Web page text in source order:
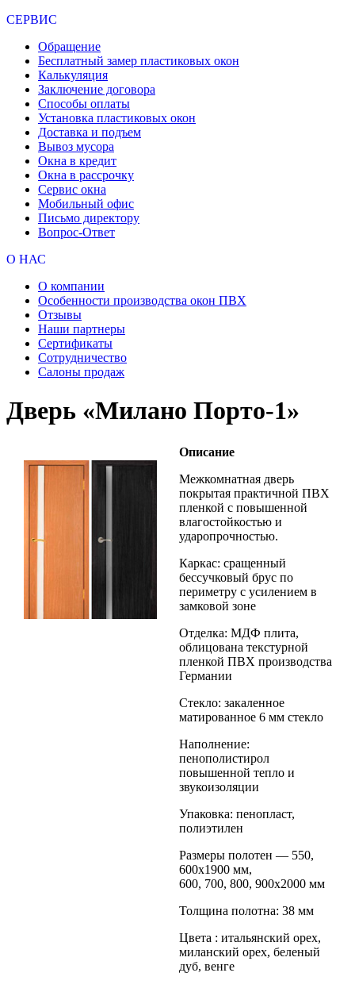
СЕРВИС
Обращение
Бесплатный замер пластиковых окон
Калькуляция
Заключение договора
Способы оплаты
Установка пластиковых окон
Доставка и подъем
Вывоз мусора
Окна в кредит
Окна в рассрочку
Сервис окна
Мобильный офис
Письмо директору
Вопрос-Ответ
О НАС
О компании
Особенности производства окон ПВХ
Отзывы
Наши партнеры
Сертификаты
Сотрудничество
Салоны продаж
Дверь «Милано Порто-1»
Описание
Межкомнатная дверь
покрытая практичной ПВХ
пленкой с повышенной
влагостойкостью и
ударопрочностью.
Каркас: сращенный
бессучковый брус по
периметру с усилением в
замковой зоне
Отделка: МДФ плита,
облицована текстурной
пленкой ПВХ производства
Германии
Стекло: закаленное
матированное 6 мм стекло
Наполнение:
пенополистирол
повышенной тепло и
звукоизоляции
Упаковка: пенопласт,
полиэтилен
Размеры полотен — 550,
600х1900 мм,
600, 700, 800, 900х2000 мм
Толщина полотна: 38 мм
Цвета : итальянский орех,
миланский орех, беленый
дуб, венге